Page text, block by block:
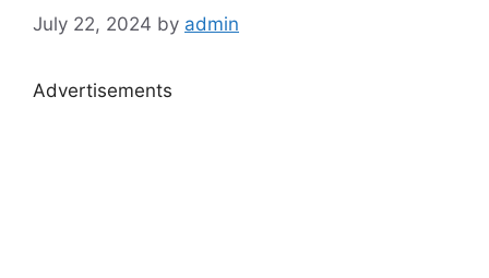
July 22, 2024 by admin
Advertisements